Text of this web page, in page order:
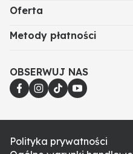
Oferta
Metody płatności
OBSERWUJ NAS
Polityka prywatności